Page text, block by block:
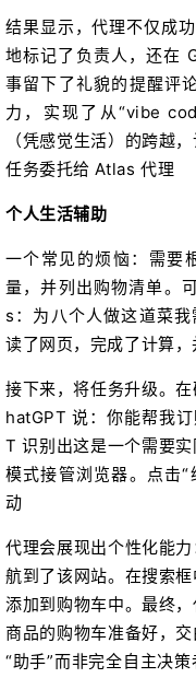
结果显示，代理不仅成
地标记了负责人，还在
事留下了礼貌的提醒评
力，实现了从“vibe
（凭感觉生活）的跨越
任务委托给 Atlas 代理
个人生活辅助
一个常见的烦恼：需要
量，并列出购物清单。
s：为八个人做这道菜
读了网页，完成了计算
接下来，将任务升级。
hatGPT 说：你能帮我
T 识别出这是一个需要
模式接管浏览器。点击
动
代理会展现出个性化能
航到了该网站。在搜索
添加到购物车中。最终
商品的购物车准备好，
“助手”而非完全自主决